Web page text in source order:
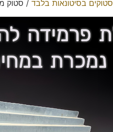
סטוקים בסיטונאות בלבד / סטוק